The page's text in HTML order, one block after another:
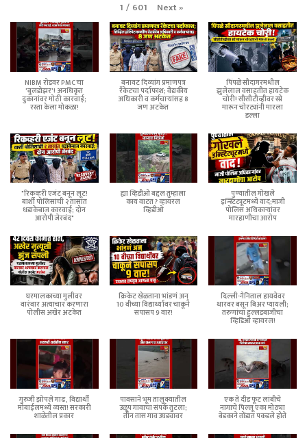
1 / 601 Next»
NIBM रोडवर PMC चा
'बुलडोझर'! अनधिकृत
दुकानांवर मोठी कारवाई;
रस्ता केला मोकळा!
बनावट दिव्यांग प्रमाणपत्र
रॅकेटचा पर्दाफाश; वैद्यकीय
अधिकारी व कर्मचाऱ्यांसह 8
जण अटकेत
पिंपळे सौदागरमधील
झुलेलाल वसाहतीत हायटेक
चोरी! सीसीटीव्हीवर स्प्रे
मारून चोरट्यांनी मारला
डल्ला
"रिकव्हरी एजंट बनून लूट!
बार्शी पोलिसांची २ तासांत
धडाकेबाज कारवाई; दोन
आरोपी जेरबंद"
ह्या व्हिडीओ बद्दल तुम्हाला
काय वाटत ? व्हायरल
व्हिडीओ
पुण्यातील गोखले
इन्स्टिट्यूटमध्ये वाद;माजी
पोलिस अधिकाऱ्यांवर
मारहाणीचा आरोप
घरमालकाच्या मुलीवर
वारंवार अत्याचार करणारा
पोलीस अखेर अटकेत
क्रिकेट खेळताना भांडणं अन्
10 वीच्या विद्यार्थ्यावर चाकूने
सपासप 9 वार!
दिल्ली-नैनिताल हायवेवर
थारवर बसून बिअर प्यायली;
तरुणांचा हुल्लडबाजीचा
व्हिडिओ व्हायरल!
गुरुजी झोपले गाढ, विद्यार्थी
मोबाईलमध्ये व्यस्त! सरकारी
शाळेतील प्रकार
पावसाने भूम तालुक्यातील
उळूप गावाचा संपर्क तुटला;
तीन तास गाव उघड्यावर
एक ते दीड फूट लांबीचे
नागाचे पिल्लू एका मोठ्या
बेडकाने तोंडात पकडले होते